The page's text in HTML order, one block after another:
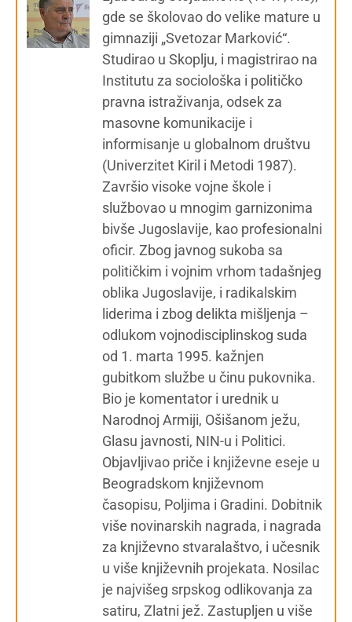
gde se školovao do velike mature u
gimnaziji „Svetozar Marković“.
Studirao u Skoplju, i magistrirao na
Institutu za sociološka i političko
pravna istraživanja, odsek za
masovne komunikacije i
informisanje u globalnom društvu
(Univerzitet Kiril i Metodi 1987).
Završio visoke vojne škole i
službovao u mnogim garnizonima
bivše Jugoslavije, kao profesionalni
oficir. Zbog javnog sukoba sa
političkim i vojnim vrhom tadašnjeg
oblika Jugoslavije, i radikalskim
liderima i zbog delikta mišljenja –
odlukom vojnodisciplinskog suda
od 1. marta 1995. kažnjen
gubitkom službe u činu pukovnika.
Bio je komentator i urednik u
Narodnoj Armiji, Ošišanom ježu,
Glasu javnosti, NIN-u i Politici.
Objavljivao priče i književne eseje u
Beogradskom književnom
časopisu, Poljima i Gradini. Dobitnik
više novinarskih nagrada, i nagrada
za književno stvaralaštvo, i učesnik
u više književnih projekata. Nosilac
je najvišeg srpskog odlikovanja za
satiru, Zlatni jež. Zastupljen u više